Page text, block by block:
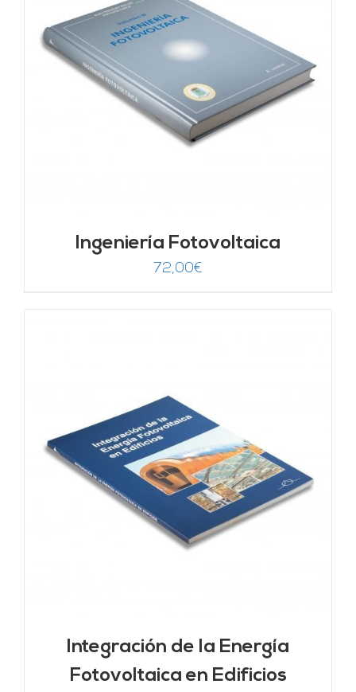
Ingeniería Fotovoltaica
72,00€
Integración de la Energía
Fotovoltaica en Edificios